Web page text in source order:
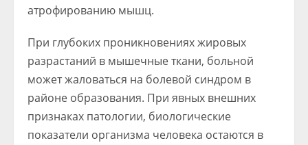
атрофированию мышц.
При глубоких проникновениях жировых
разрастаний в мышечные ткани, больной
может жаловаться на болевой синдром в
районе образования. При явных внешних
признаках патологии, биологические
показатели организма человека остаются в